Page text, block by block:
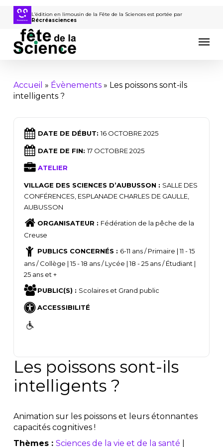
Passer
contenu
principal
L’édition en limousin de la Fête de la Sciences est portée par
Récréasciences
Accueil » Évènements» Les poissons sont-ils
intelligents ?
DATE DE DÉBUT:16 OCTOBRE 2025
DATE DE FIN:17 OCTOBRE 2025
ATELIER
VILLAGE DES SCIENCES D’AUBUSSON : SALLE DES
CONFÉRENCES, ESPLANADE CHARLES DE GAULLE,
AUBUSSON
ORGANISATEUR : Fédération de la pêche de la
Creuse
PUBLICS CONCERNÉS : 6-11 ans / Primaire | 11 - 15
ans / Collège | 15 - 18 ans / Lycée | 18 - 25 ans / Étudiant |
25 ans et +
PUBLIC(S) : Scolaires et Grand public
ACCESSIBILITÉ
Les poissons sont-ils
intelligents ?
Animation sur les poissons et leurs étonnantes
capacités cognitives !
Thèmes : Sciences de la vie et de la santé